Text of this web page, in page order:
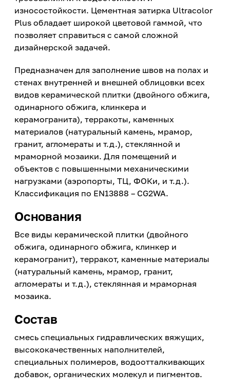
износостойкости. Цементная затирка Ultracolor
Plus обладает широкой цветовой гаммой, что
позволяет справиться с самой сложной
дизайнерской задачей.
Предназначен для заполнение швов на полах и
стенах внутренней и внешней облицовки всех
видов керамической плитки (двойного обжига,
одинарного обжига, клинкера и
керамогранита), терракоты, каменных
материалов (натуральный камень, мрамор,
гранит, агломераты и т.д.), стеклянной и
мраморной мозаики. Для помещений и
объектов с повышенными механическими
нагрузками (аэропорты, ТЦ, ФОКи, и т.д.).
Классификация по EN13888 – СG2WA.
Основания
Все виды керамической плитки (двойного
обжига, одинарного обжига, клинкер и
керамогранит), терракот, каменные материалы
(натуральный камень, мрамор, гранит,
агломераты и т.д.), стеклянная и мраморная
мозаика.
Состав
смесь специальных гидравлических вяжущих,
высококачественных наполнителей,
специальных полимеров, водоотталкивающих
добавок, органических молекул и пигментов.